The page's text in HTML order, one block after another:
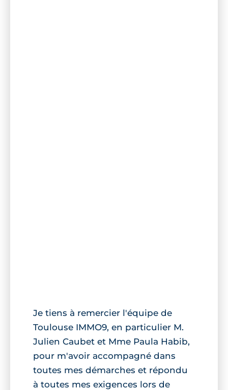
Je tiens à remercier l'équipe de
Toulouse IMMO9, en particulier M.
Julien Caubet et Mme Paula Habib,
pour m'avoir accompagné dans
toutes mes démarches et répondu
à toutes mes exigences lors de